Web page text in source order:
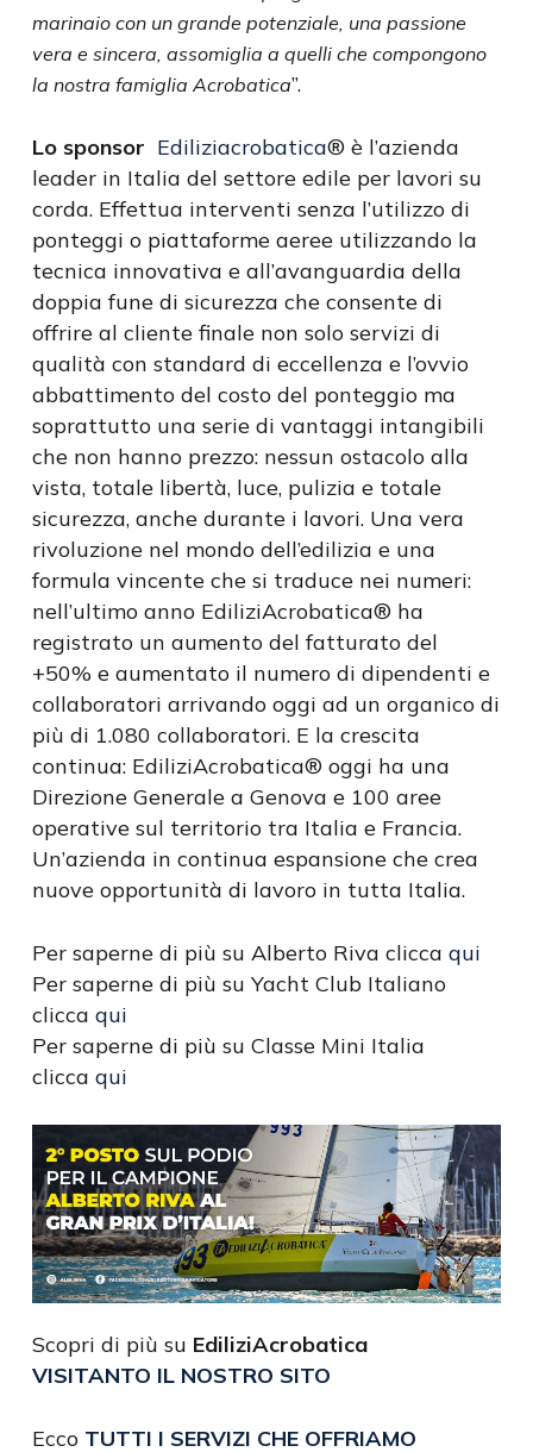
marinaio con un grande potenziale, una passione
vera e sincera, assomiglia a quelli che compongono
la nostra famiglia Acrobatica”.
Lo sponsor Ediliziacrobatica® è l’azienda
leader in Italia del settore edile per lavori su
corda. Effettua interventi senza l’utilizzo di
ponteggi o piattaforme aeree utilizzando la
tecnica innovativa e all’avanguardia della
doppia fune di sicurezza che consente di
offrire al cliente finale non solo servizi di
qualità con standard di eccellenza e l’ovvio
abbattimento del costo del ponteggio ma
soprattutto una serie di vantaggi intangibili
che non hanno prezzo: nessun ostacolo alla
vista, totale libertà, luce, pulizia e totale
sicurezza, anche durante i lavori. Una vera
rivoluzione nel mondo dell’edilizia e una
formula vincente che si traduce nei numeri:
nell’ultimo anno EdiliziAcrobatica® ha
registrato un aumento del fatturato del
+50% e aumentato il numero di dipendenti e
collaboratori arrivando oggi ad un organico di
più di 1.080 collaboratori. E la crescita
continua: EdiliziAcrobatica® oggi ha una
Direzione Generale a Genova e 100 aree
operative sul territorio tra Italia e Francia.
Un’azienda in continua espansione che crea
nuove opportunità di lavoro in tutta Italia.
Per saperne di più su Alberto Riva clicca qui
Per saperne di più su Yacht Club Italiano
clicca qui
Per saperne di più su Classe Mini Italia
clicca qui
Scopri di più su EdiliziAcrobatica
VISITANTO IL NOSTRO SITO
Ecco TUTTI I SERVIZI CHE OFFRIAMO